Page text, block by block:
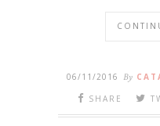
06/11/2016 By
SHARE